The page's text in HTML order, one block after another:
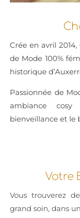
Crée en avril
de Mode 100%
historique
Passionnée de
ambiance
bienveillance et le
Votre
Vous trouverez
grand soin, dans